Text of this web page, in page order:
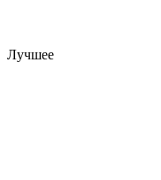
Лучшее